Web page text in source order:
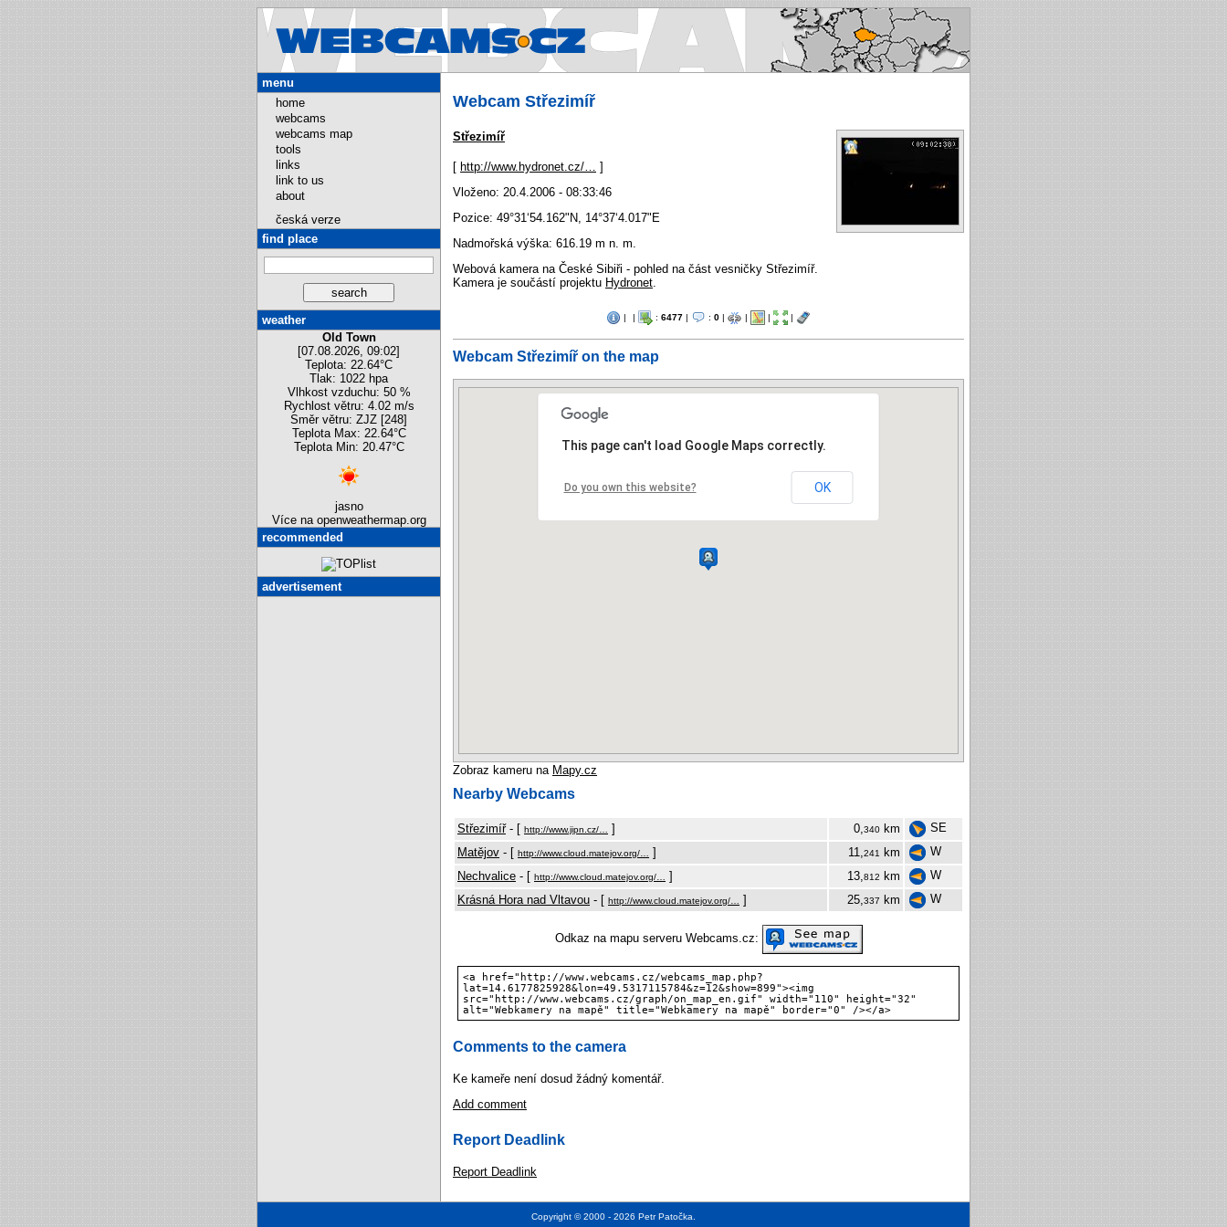
Webcams.cz - Webcams in Czech republic
Webcam Střezimíř
Střezimíř
[ http://www.hydronet.cz/…
]
Vloženo: 20.4.2006 - 08:33:46
Pozice: 49°31‘54.162"N
14°37‘4.017"E
Nadmořská výška: 616.19 m n. m.
Webová kamera na České Sibiři - pohled na část vesničky Střezimíř.
Kamera je součástí projektu Hydronet
| | : 6477 | : 0 | | | |
Webcam Střezimíř on the map
This page can't load Google Maps correctly.
Do you own this website? OK
Zobraz kameru na Mapy.cz
Nearby Webcams
Střezimíř- [ http://www.jipn.cz/… ] 0, 340 km
SE
Matějov - [ http://www.cloud.matejov.org/… ] 11, 241 km
W
Nechvalice - [ http://www.cloud.matejov.org/… ] 13, 812 km
W
Krásná Hora nad Vltavou - [ http://www.cloud.matejov.org/… ] 25, 337 km W
Odkaz na mapu serveru Webcams.cz:
<a href="http://www.webcams.cz/webcams_map.php?
lat=14.6177825928&lon=49.5317115784&z=12&show=899"><img
src="http://www.webcams.cz/graph/on_map_en.gif" width="110" height="32"
alt="Webkamery na mapě" title="Webkamery na mapě" border="0" /></a>
Comments to the camera
Ke kameře není dosud žádný komentář.
Add comment
Report Deadlink
Report Deadlink
menu
home
webcams
webcams map
tools
links
link to us
about
česká verze
find place
weather
Old Town
[07.08.2026, 09:02]
Teplota: 22.64°C
Tlak: 1022 hpa
Vlhkost vzduchu: 50 %
Rychlost větru: 4.02 m/s
Směr větru: ZJZ [248]
Teplota Max: 22.64°C
Teplota Min: 20.47°C
jasno
Více na openweathermap.org
recommended
advertisement
Copyright © 2000 - 2026 Petr Patočka.